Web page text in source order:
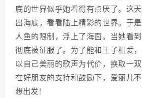
底的世界似乎她看得有点厌了。这
出海底，看看陆上精彩的世界。于
人鱼的限制，浮上了海面。当她看
彻底被征服了。为了能和王子相爱
以自己美丽的歌声为代价，换取一
在好朋友的支持和鼓励下，爱丽儿
想出发！